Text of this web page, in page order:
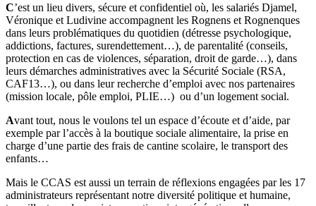
C’est un lieu divers, sécure et confidentiel où, les salariés Djamel,
Véronique et Ludivine accompagnent les Rognens et Rognenques
dans leurs problématiques du quotidien (détresse psychologique,
addictions, factures, surendettement…), de parentalité (conseils,
protection en cas de violences, séparation, droit de garde…), dans
leurs démarches administratives avec la Sécurité Sociale (RSA,
CAF13…), ou dans leur recherche d’emploi avec nos partenaires
(mission locale, pôle emploi, PLIE…) ou d’un logement social.
Avant tout, nous le voulons tel un espace d’écoute et d’aide, par
exemple par l’accès à la boutique sociale alimentaire, la prise en
charge d’une partie des frais de cantine scolaire, le transport des
enfants…
Mais le CCAS est aussi un terrain de réflexions engagées par les 17
administrateurs représentant notre diversité politique et humaine,